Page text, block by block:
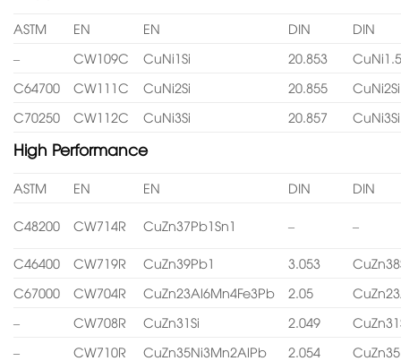
ASTM EN EN DIN
DIN
–
CW109C CuNi1Si 20.853
C64700
CW111C CuNi2Si 20.855
CuNi2Si
C70250
CW112C CuNi3Si 20.857 CuNi3Si
High Performance
ASTM EN EN DIN DIN
C48200 CW714R CuZn37Pb1Sn1 – –
C46400 CW719R CuZn39Pb1 3.053
C67000
CW704R CuZn23Al6Mn4Fe3Pb 2.05
–
CW708R CuZn31Si 2.049
–
CW710R CuZn35Ni3Mn2AlPb 2.054